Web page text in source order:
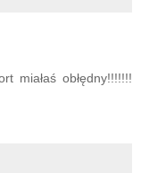
miałaś obłędny!!!!!!!